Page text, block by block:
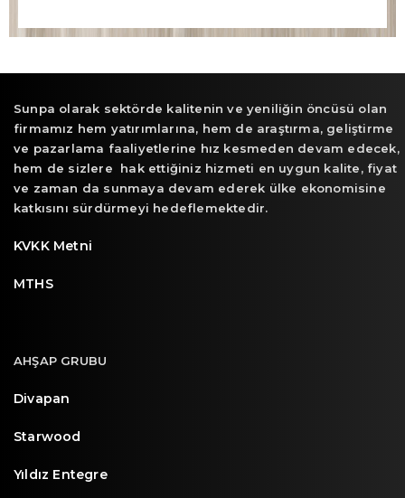
Sunpa olarak sektörde kalitenin ve yeniliğin öncüsü olan
firmamız hem yatırımlarına, hem de araştırma, geliştirme
ve pazarlama faaliyetlerine hız kesmeden devam edecek,
hem de sizlere hak ettiğiniz hizmeti en uygun kalite, fiyat
ve zaman da sunmaya devam ederek ülke ekonomisine
katkısını sürdürmeyi hedeflemektedir.
KVKK Metni
MTHS
AHŞAP GRUBU
Divapan
Starwood
Yıldız Entegre